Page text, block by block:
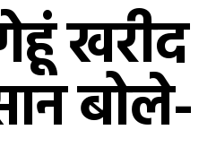
खरीद
बोले-